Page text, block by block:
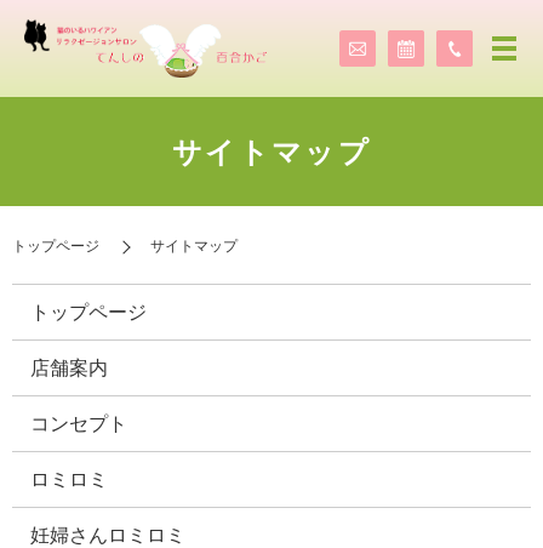
サイトマップ
トップページ サイトマップ
トップページ
店舗案内
コンセプト
ロミロミ
妊婦さんロミロミ